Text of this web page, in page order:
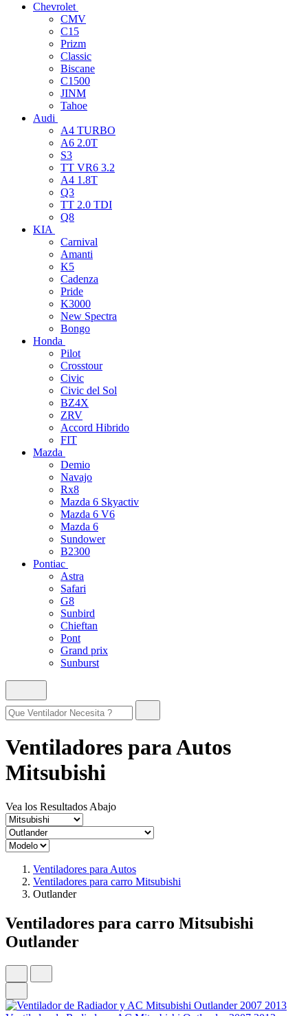
Chevrolet
CMV
C15
Prizm
Classic
Biscane
C1500
JINM
Tahoe
Audi
A4 TURBO
A6 2.0T
S3
TT VR6 3.2
A4 1.8T
Q3
TT 2.0 TDI
Q8
KIA
Carnival
Amanti
K5
Cadenza
Pride
K3000
New Spectra
Bongo
Honda
Pilot
Crosstour
Civic
Civic del Sol
BZ4X
ZRV
Accord Hibrido
FIT
Mazda
Demio
Navajo
Rx8
Mazda 6 Skyactiv
Mazda 6 V6
Mazda 6
Sundower
B2300
Pontiac
Astra
Safari
G8
Sunbird
Chieftan
Pont
Grand prix
Sunburst
Ventiladores para Autos
Mitsubishi
Vea los Resultados Abajo
Ventiladores para Autos
Ventiladores para carro Mitsubishi
Outlander
Ventiladores para carro Mitsubishi
Outlander